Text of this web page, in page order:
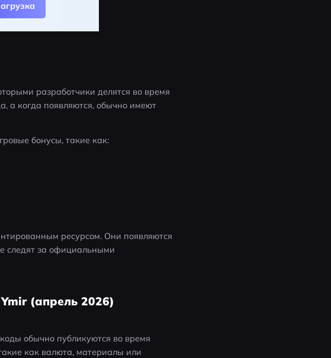
разработчики делятся во время
а когда появляются, обычно имеют
бонусы, такие как:
ресурсом. Они появляются
следят за официальными
(апрель 2026)
обычно публикуются во время
как валюта, материалы или